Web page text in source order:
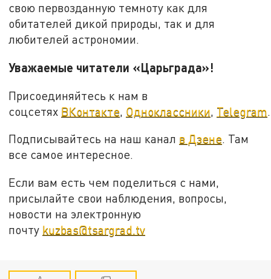
свою первозданную темноту как для
обитателей дикой природы, так и для
любителей астрономии.
Уважаемые читатели «Царьграда»!
Присоединяйтесь к нам в
соцсетях ВКонтакте Одноклассники Telegram
Подписывайтесь на наш канал в Дзене. Там
все самое интересное.
Если вам есть чем поделиться с нами,
присылайте свои наблюдения, вопросы,
новости на электронную
почту kuzbas@tsargrad.tv